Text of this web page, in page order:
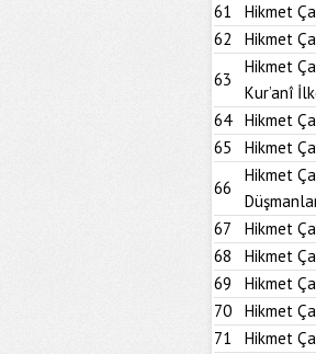
61
Hikmet
62
Hikmet
63
Hikmet
Kur’anî
64
Hikmet
65
Hikmet
66
Hikmet
67
Hikmet
68
Hikmet
69
Hikmet
70
Hikmet
71
Hikmet